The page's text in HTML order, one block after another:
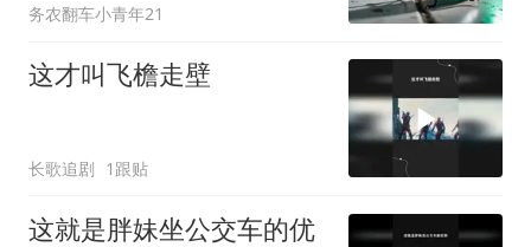
务农翻车小青年21
这才叫飞檐走壁
长歌追剧 1跟贴
这就是胖妹坐公交车的优